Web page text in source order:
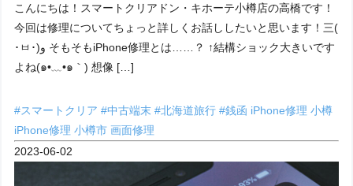
こんにちは！スマートクリアドン・キホーテ小樽店の高橋です！
今回は修理についてちょっと詳しくお話ししたいと思います！三(
･ㅂ･)و そもそもiPhone修理とは……？ ↑結構ショック大きいです
よね(๑•﹏•๑｀) 想像 […]
#スマートクリア#中古端末#北海道旅行#銭函 iPhone修理 小樽
iPhone修理 小樽市画面修理
2023-06-02